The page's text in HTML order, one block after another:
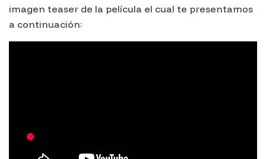
imagen teaser de la película el cual te presentamos
a continuación: